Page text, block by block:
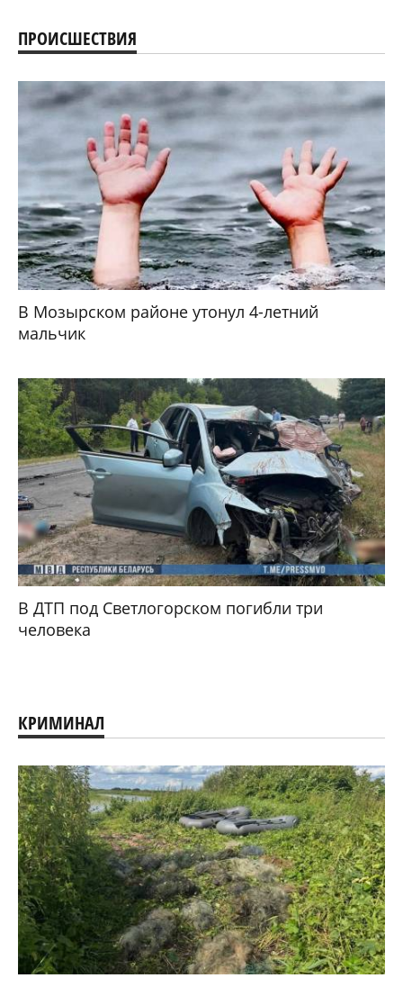
ПРОИСШЕСТВИЯ
В Мозырском районе утонул 4-летний
мальчик
В ДТП под Светлогорском погибли три
человека
КРИМИНАЛ